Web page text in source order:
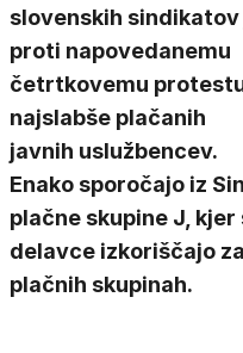
slovenskih sindikatov
proti napovedanemu
četrtkovemu
najslabše plačanih
javnih uslužbencev.
Enako sporočajo iz
plačne skupine J,
delavce izkoriščajo
plačnih skupinah.